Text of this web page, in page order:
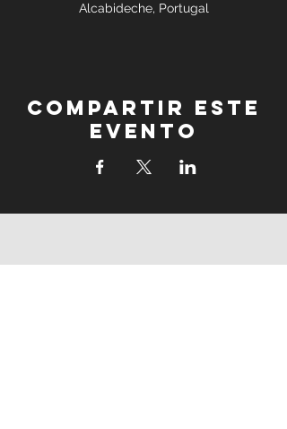
Alcabideche, Portugal
Compartir este
evento